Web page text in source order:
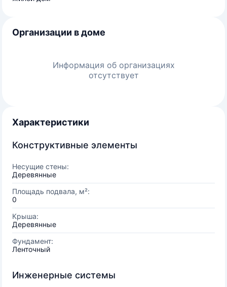
Организации в доме
Информация об организациях
отсутствует
Характеристики
Конструктивные элементы
Несущие стены:
Деревянные
Площадь подвала, м²:
0
Крыша:
Деревянные
Фундамент:
Ленточный
Инженерные системы